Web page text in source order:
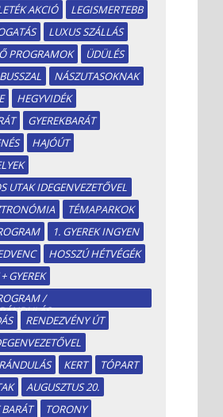
AKCIÓ
LEGISMERTEBB
LUXUS SZÁLLÁS
PROGRAMOK
ÜDÜLÉS
NÁSZUTASOKNAK
HEGYVIDÉK
GYEREKBARÁT
HAJÓÚT
UTAK IDEGENVEZETŐVEL
TÉMAPARKOK
1. GYEREK INGYEN
HOSSZÚ HÉTVÉGÉK
GYEREK
/
RENDEZVÉNY ÚT
KERT
TÓPART
AUGUSZTUS 20.
TORONY